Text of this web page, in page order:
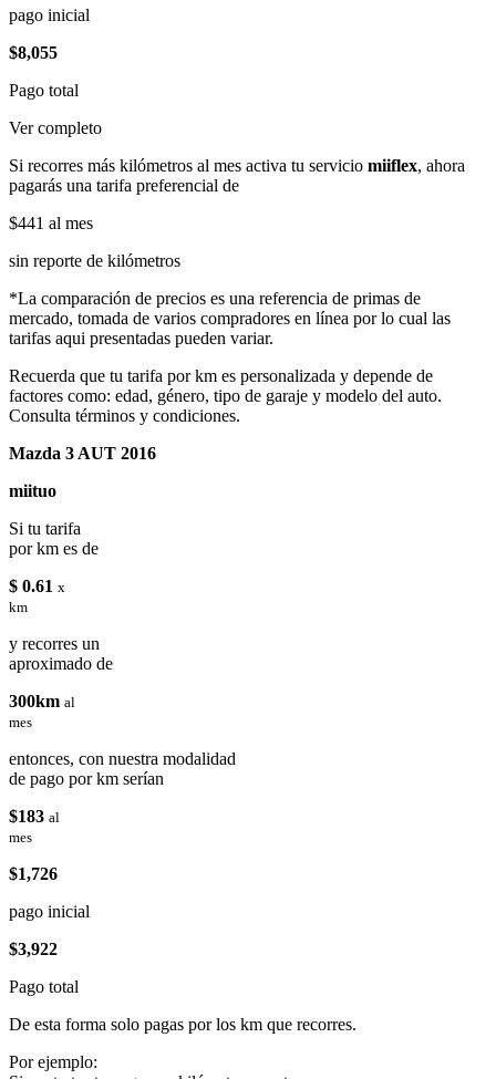
pago inicial
$8,055
Pago total
Ver completo
Si recorres más kilómetros al mes activa tu servicio miiflex, ahora
pagarás una tarifa preferencial de
$441 al mes
sin reporte de kilómetros
*La comparación de precios es una referencia de primas de
mercado, tomada de varios compradores en línea por lo cual las
tarifas aqui presentadas pueden variar.
Recuerda que tu tarifa por km es personalizada y depende de
factores como: edad, género, tipo de garaje y modelo del auto.
Consulta términos y condiciones.
Mazda 3 AUT 2016
miituo
Si tu tarifa
por km es de
$ 0.61 x
km
y recorres un
aproximado de
300km al
mes
entonces, con nuestra modalidad
de pago por km serían
$183 al
mes
$1,726
pago inicial
$3,922
Pago total
De esta forma solo pagas por los km que recorres.
Por ejemplo: